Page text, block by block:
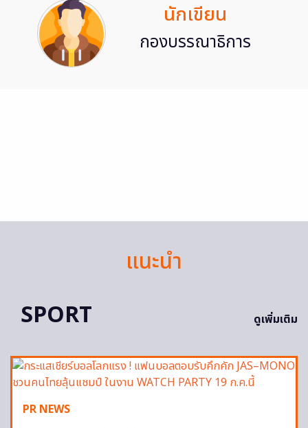
นักเขียน
กองบรรณาธิการ
แนะนำ
SPORT
ดูเพิ่มเติม
PR NEWS